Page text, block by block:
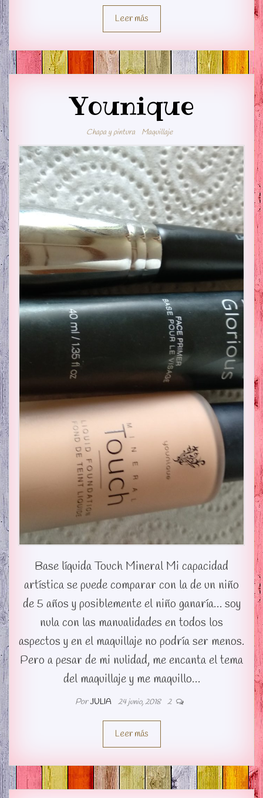
Leer más
Younique
Chapa y pintura Maquillaje
Base líquida Touch Mineral Mi capacidad
artística se puede comparar con la de un niño
de 5 años y posiblemente el niño ganaría… soy
nula con las manualidades en todos los
aspectos y en el maquillaje no podría ser menos.
Pero a pesar de mi nulidad, me encanta el tema
del maquillaje y me maquillo…
PorJULIA 24 junio, 2018 2
Leer más